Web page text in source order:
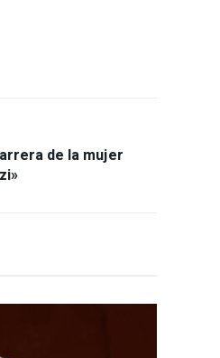
de la mujer